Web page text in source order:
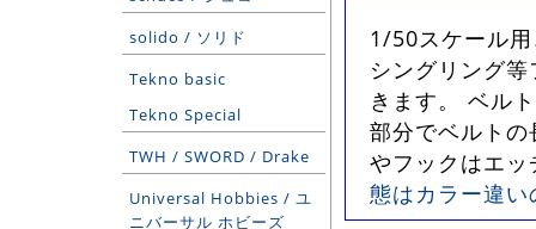
solido / ソリド
Tekno basic
Tekno Special
TWH / SWORD / Drake
Universal Hobbies / ユ
ニバーサル ホビーズ
1/50スケール
シングリング
きます。 ベル
部分でベルト
やフックはエ
態はカラー違